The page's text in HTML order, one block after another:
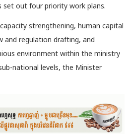
set out four priority work plans.
strengthening, human capital
and regulation drafting, and
environment within the ministry
national levels, the Minister